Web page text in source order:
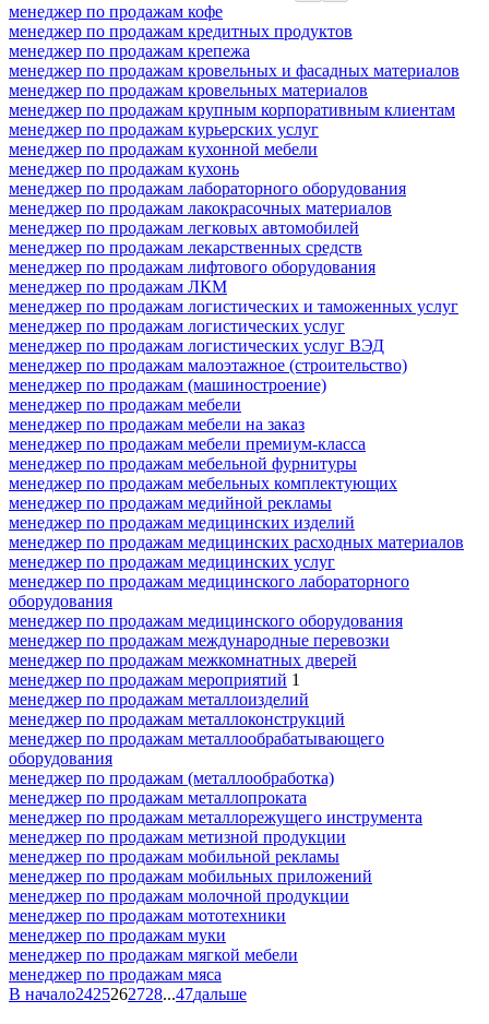
менеджер по продажам кофе
менеджер по продажам кредитных продуктов
менеджер по продажам крепежа
менеджер по продажам кровельных и фасадных материалов
менеджер по продажам кровельных материалов
менеджер по продажам крупным корпоративным клиентам
менеджер по продажам курьерских услуг
менеджер по продажам кухонной мебели
менеджер по продажам кухонь
менеджер по продажам лабораторного оборудования
менеджер по продажам лакокрасочных материалов
менеджер по продажам легковых автомобилей
менеджер по продажам лекарственных средств
менеджер по продажам лифтового оборудования
менеджер по продажам ЛКМ
менеджер по продажам логистических и таможенных услуг
менеджер по продажам логистических услуг
менеджер по продажам логистических услуг ВЭД
менеджер по продажам малоэтажное (строительство)
менеджер по продажам (машиностроение)
менеджер по продажам мебели
менеджер по продажам мебели на заказ
менеджер по продажам мебели премиум-класса
менеджер по продажам мебельной фурнитуры
менеджер по продажам мебельных комплектующих
менеджер по продажам медийной рекламы
менеджер по продажам медицинских изделий
менеджер по продажам медицинских расходных материалов
менеджер по продажам медицинских услуг
менеджер по продажам медицинского лабораторного
оборудования
менеджер по продажам медицинского оборудования
менеджер по продажам международные перевозки
менеджер по продажам межкомнатных дверей
менеджер по продажам мероприятий 1
менеджер по продажам металлоизделий
менеджер по продажам металлоконструкций
менеджер по продажам металлообрабатывающего
оборудования
менеджер по продажам (металлообработка)
менеджер по продажам металлопроката
менеджер по продажам металлорежущего инструмента
менеджер по продажам метизной продукции
менеджер по продажам мобильной рекламы
менеджер по продажам мобильных приложений
менеджер по продажам молочной продукции
менеджер по продажам мототехники
менеджер по продажам муки
менеджер по продажам мягкой мебели
менеджер по продажам мяса
В начало2425262728...47дальше